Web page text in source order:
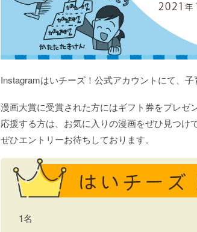
Instagramはいチーズ！公式アカウントにて、
漫画大賞に受賞された方にはギフト券をプレゼ
応援する方は、お気に入りの漫画をぜひ見つけ
ぜひエントリーお待ちしております。
1名